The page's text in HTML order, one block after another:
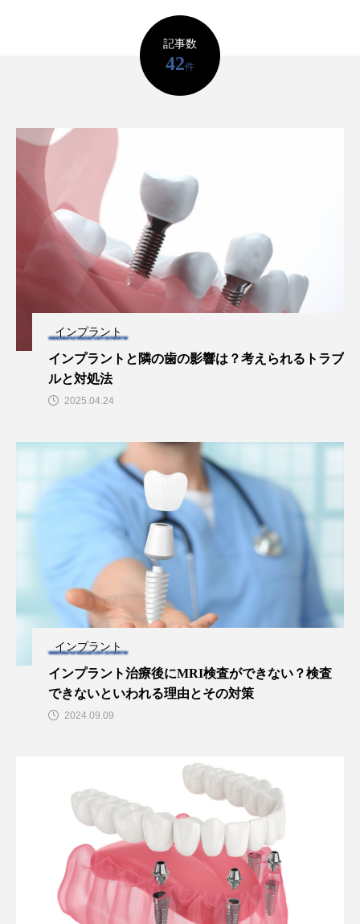
記事数
42件
インプラント
インプラントと隣の歯の影響は？考えられるトラブ
ルと対処法
2025.04.24
インプラント
インプラント治療後にMRI検査ができない？検査
できないといわれる理由とその対策
2024.09.09